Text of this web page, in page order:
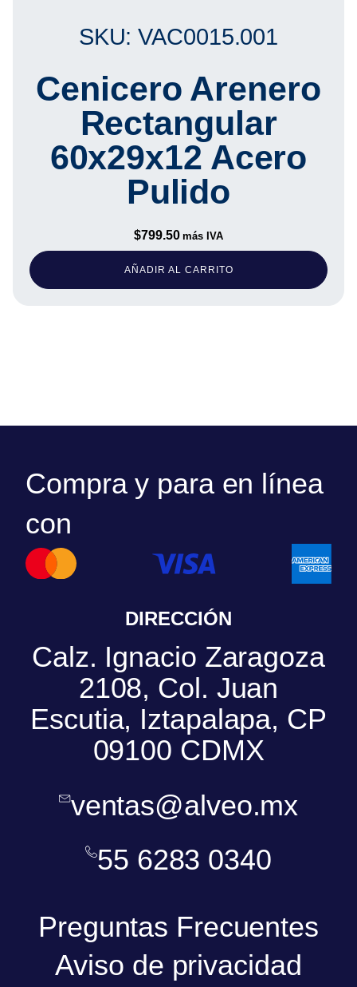
SKU: VAC0015.001
Cenicero Arenero
Rectangular
60x29x12 Acero
Pulido
$799.50 más IVA
AÑADIR AL CARRITO
Compra y para en línea
con
DIRECCIÓN
Calz. Ignacio Zaragoza
2108, Col. Juan
Escutia, Iztapalapa, CP
09100 CDMX
ventas@alveo.mx
55 6283 0340
Preguntas Frecuentes
Aviso de privacidad